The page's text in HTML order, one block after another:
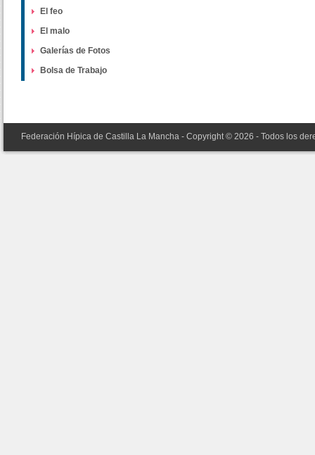
El feo
El malo
Galerías de Fotos
Bolsa de Trabajo
Federación Hípica de Castilla La Mancha - Copyright © 2026 - Todos los